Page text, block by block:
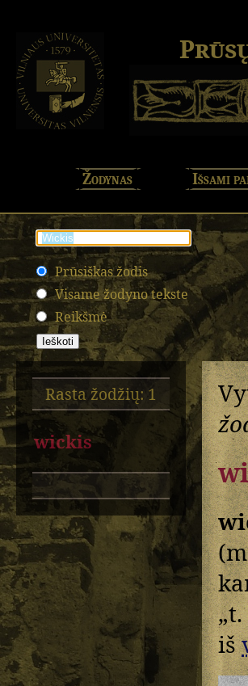
Žodynas Išsami
Prūsiškas žodis
Visame žodyno tekste
Reikšmė
Rasta žodžių: 1
wickis
iš